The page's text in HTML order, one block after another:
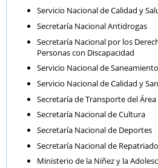
Servicio Nacional de Calidad y
Secretaría Nacional Antidrogas
Secretaría Nacional por los
Personas con Discapacidad
Servicio Nacional de
Servicio Nacional de Calidad y
Secretaría de Transporte del
Secretaría Nacional de Cultura
Secretaría Nacional de Deportes
Secretaría Nacional de
Ministerio de la Niñez y la